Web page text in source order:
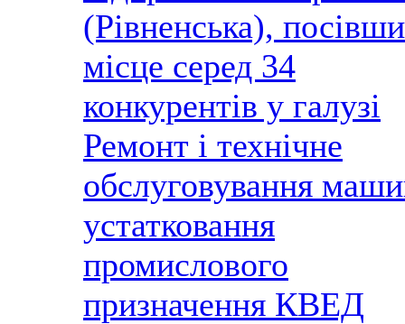
(Рівненська),
місце серед 34
конкурентів у галузі
Ремонт і технічне
обслуговування
устатковання
промислового
призначення КВЕД